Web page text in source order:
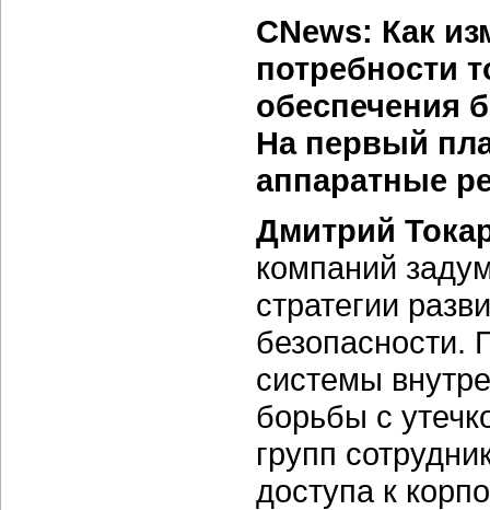
CNews: Как
потребности
обеспечения
На первый
аппаратные
Дмитрий
компаний
стратегии
безопасности.
системы
борьбы с
групп
доступа к